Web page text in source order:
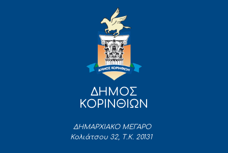
ΔΗΜΟΣ
ΚΟΡΙΝΘΙΩΝ
ΔΗΜΑΡΧΙΑΚΟ ΜΕΓΑΡΟ
Κολιάτσου 32, Τ.Κ. 20131